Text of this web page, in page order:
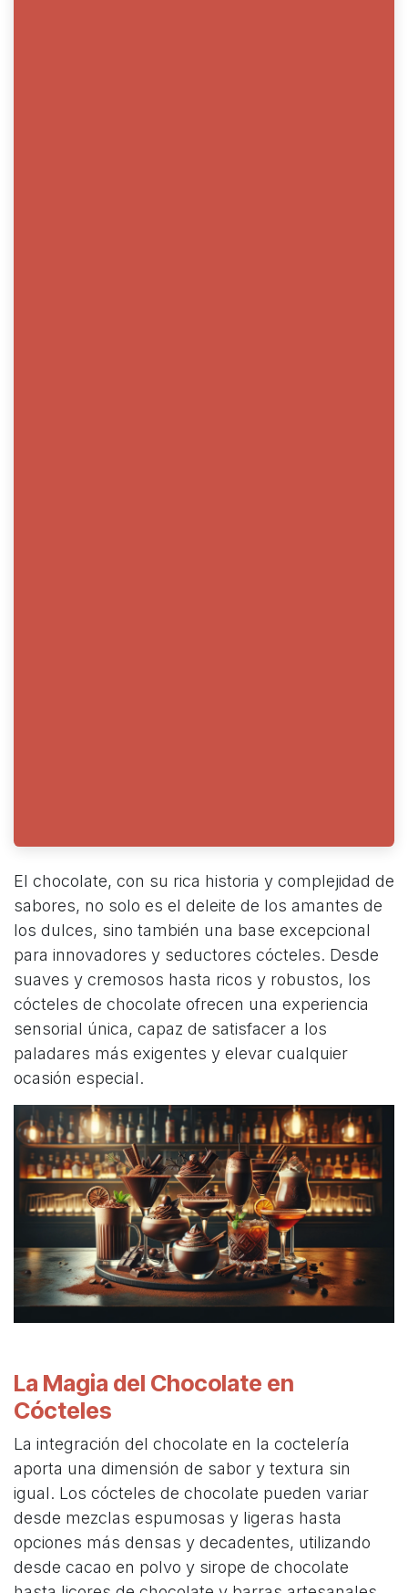
El chocolate, con su rica historia y complejidad de
sabores, no solo es el deleite de los amantes de
los dulces, sino también una base excepcional
para innovadores y seductores cócteles. Desde
suaves y cremosos hasta ricos y robustos, los
cócteles de chocolate ofrecen una experiencia
sensorial única, capaz de satisfacer a los
paladares más exigentes y elevar cualquier
ocasión especial.
La Magia del Chocolate en
Cócteles
La integración del chocolate en la coctelería
aporta una dimensión de sabor y textura sin
igual. Los cócteles de chocolate pueden variar
desde mezclas espumosas y ligeras hasta
opciones más densas y decadentes, utilizando
desde cacao en polvo y sirope de chocolate